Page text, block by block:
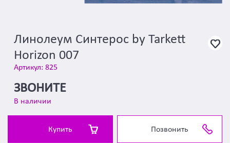
Линолеум Синтерос by Tarkett
Horizon 007
Артикул: 825
ЗВОНИТЕ
В наличии
Купить Позвонить